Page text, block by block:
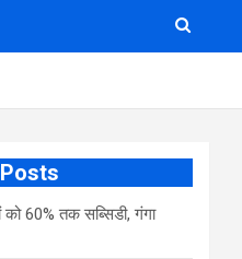
60% तक सब्सिडी, गंगा